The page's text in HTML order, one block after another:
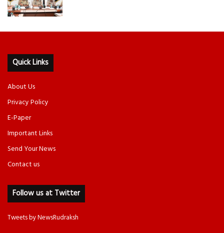
Quick Links
About Us
Privacy Policy
E-Paper
Important Links
Send Your News
Contact us
Follow us at Twitter
Tweets by NewsRudraksh